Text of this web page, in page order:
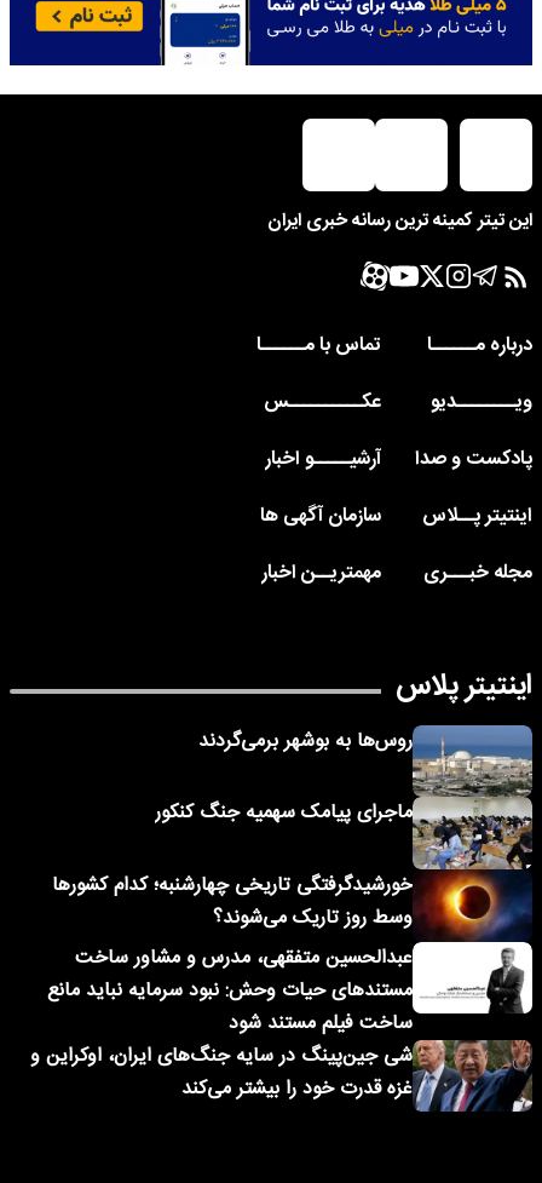
این تیتر کمینه ترین رسانه خبری ایران
درباره مــــــا
تماس با مــــــا
ویــــــــدیو
عکــــــــــس
پادکست و صدا
آرشیـــــو اخبار
اینتیتر پــلاس
سازمان آگهی ها
مجله خبـــری
مهمتریــن اخبار
اینتیتر پلاس
روس‌ها به بوشهر برمی‌گردند
ماجرای پیامک‌ سهمیه جنگ کنکور
خورشیدگرفتگی تاریخی چهارشنبه؛ کدام کشورها
وسط روز تاریک می‌شوند؟
عبدالحسین متفقهی، مدرس و مشاور ساخت
مستندهای حیات وحش: نبود سرمایه نباید مانع
ساخت فیلم مستند شود
شی جین‌پینگ در سایه جنگ‌های ایران، اوکراین و
غزه قدرت خود را بیشتر می‌کند